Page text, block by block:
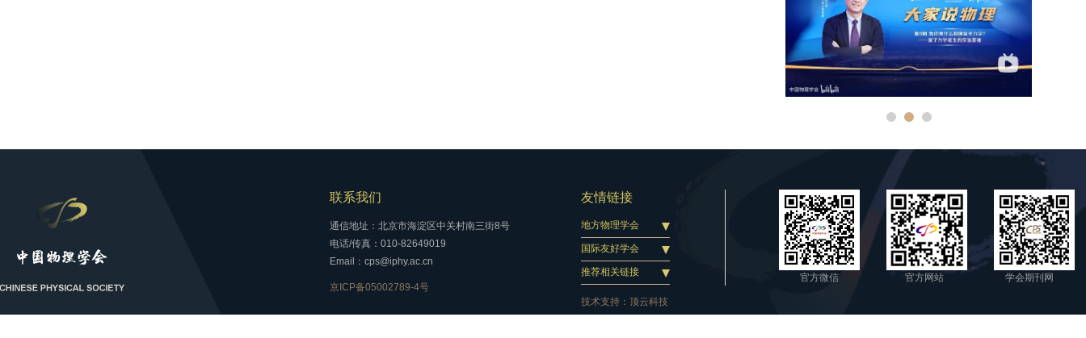
官方微信 官方网站 学会期刊网
联系我们
通信地址：北京市海淀区中关村南三街8号
电话/传真：010-82649019
Email：cps@iphy.ac.cn
京ICP备05002789-4号
友情链接
地方物理学会
国际友好学会
推荐相关链接
技术支持： 顶云科技